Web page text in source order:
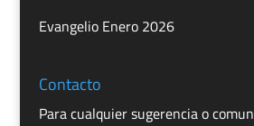
Evangelio Enero 2026
Contacto
Para cualquier sugerencia o